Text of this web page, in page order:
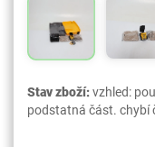
Stav zboží:vzhled:
podstatná část. chybí